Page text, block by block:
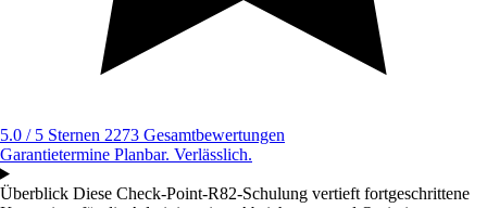
5.0 / 5 Sternen 2273 Gesamtbewertungen
Garantietermine Planbar. Verlässlich.
Überblick Diese Check-Point-R82-Schulung vertieft fortgeschrittene